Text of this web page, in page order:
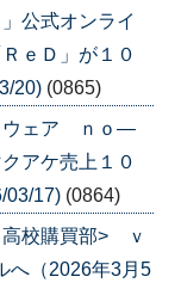
公式オンライ
ｅＤ」が１０
20) (0865)
ウェア ｎｏ―
アケ売上１０
03/17) (0864)
校購買部> ｖ
へ（2026年3月5